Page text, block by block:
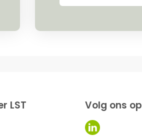
LST Volg ons op